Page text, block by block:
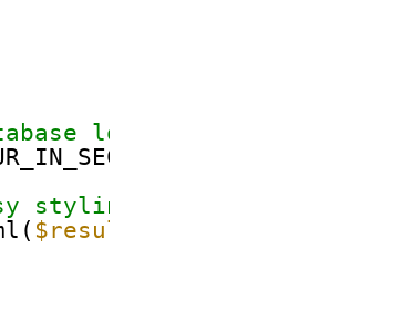
load
styling
$result